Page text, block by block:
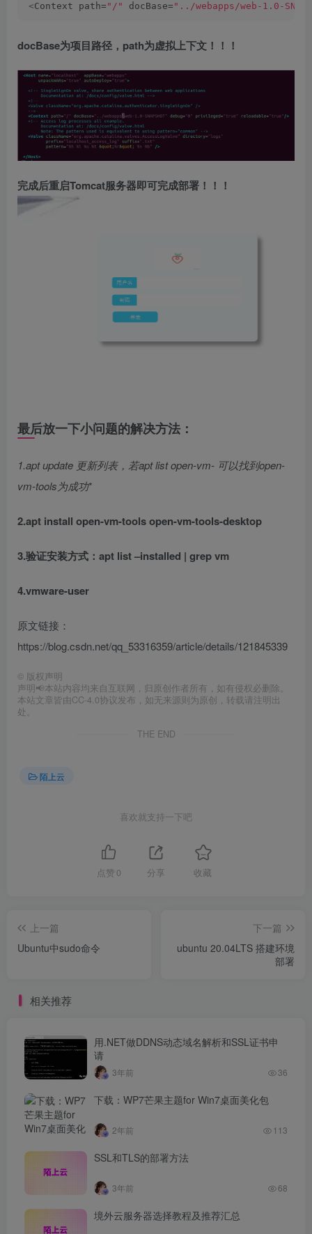
<Context path= "/" docBase= "../webapps/web-1.0-
docBase为项目路径，path为虚拟上下文！！！
完成后重启Tomcat服务器即可完成部署！！！
最后放一下小问题的解决方法：
1.apt update 更新列表，若apt list open-vm- 可以找到open-
vm-tools为成功*
2.apt install open-vm-tools open-vm-tools-desktop
3.验证安装方式：apt list –installed | grep vm
4.vmware-user
原文链接：
https://blog.csdn.net/qq_53316359/article/details/121845339
© 版权声明
声明📢本站内容均来自互联网，归原创作者所有，如有侵权必删除。
本站文章皆由CC-4.0协议发布，如无来源则为原创，转载请注明出
处。
THE END
陌上云
喜欢就支持一下吧
点赞 0 分享 收藏
上一篇
Ubuntu中sudo命令
下一篇
ubuntu 20.04LTS 搭建环境
部署
相关推荐
用.NET做DDNS动态域名解析和SSL证书申
请
3年前 36
下载：WP7芒果主题for Win7桌面美化包
2年前 113
SSL和TLS的部署方法
3年前 68
境外云服务器选择教程及推荐汇总